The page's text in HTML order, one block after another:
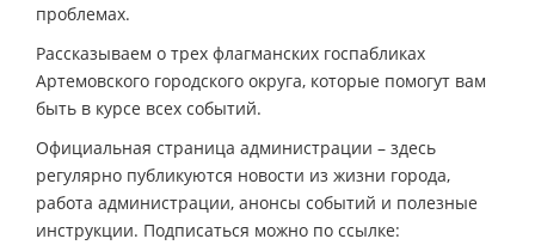
проблемах.
Рассказываем о трех флагманских госпабликах
Артемовского городского округа, которые помогут вам
быть в курсе всех событий.
Официальная страница администрации – здесь
регулярно публикуются новости из жизни города,
работа администрации, анонсы событий и полезные
инструкции. Подписаться можно по ссылке: